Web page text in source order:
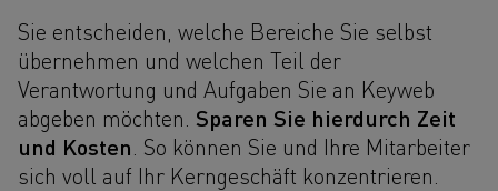
Sie entscheiden, welche Bereiche Sie selbst
übernehmen und welchen Teil der
Verantwortung und Aufgaben Sie an Keyweb
abgeben möchten. Sparen Sie hierdurch Zeit
und Kosten . So können Sie und Ihre Mitarbeiter
sich voll auf Ihr Kerngeschäft konzentrieren.